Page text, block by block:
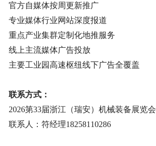
官方自媒体按周更新推广
专业媒体行业网站深度报道
重点产业集群定制化地推服务
线上主流媒体广告投放
主要工业园高速枢纽线下广告全覆盖
联系方式：
2026第33届浙江（瑞安）机械装备展览
联系人：符经理18258110286